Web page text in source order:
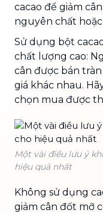
cacao để giảm
nguyên chất
Sử dụng bột
chất lượng cao:
cân được bán
giá khác nhau.
chọn mua được
Một vài điều lưu ý
hiệu quả nhất
Không sử dụng
giảm cân đốt mỡ